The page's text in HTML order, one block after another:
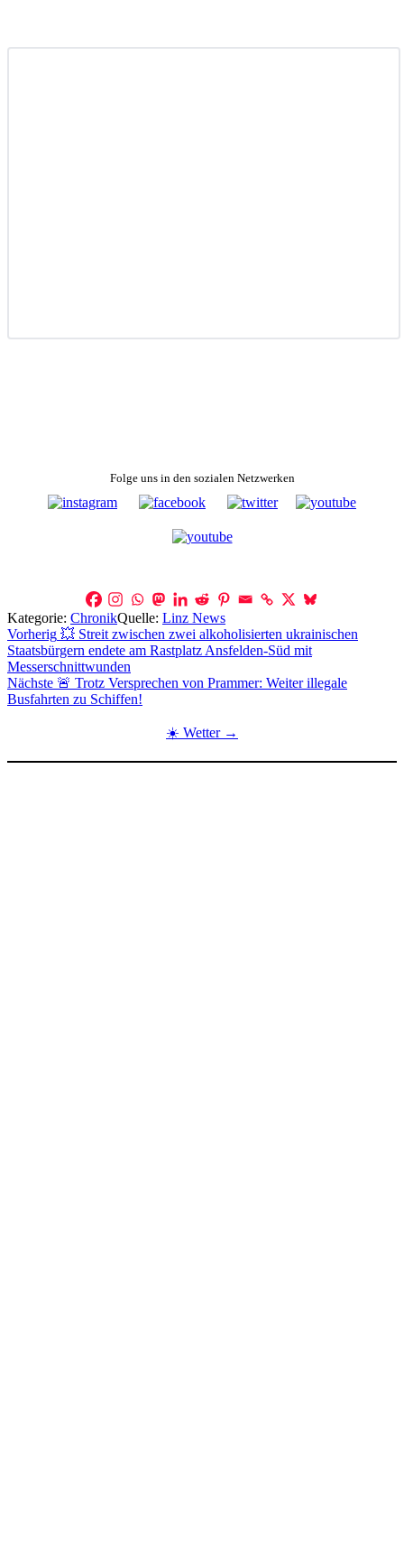
Folge uns in den sozialen Netzwerken
Kategorie: ChronikQuelle: Linz News
Beitragsnavigation
Vorherig 💥 Streit zwischen zwei alkoholisierten ukrainischen
Staatsbürgern endete am Rastplatz Ansfelden-Süd mit
Messerschnittwunden
Nächste 🚨 Trotz Versprechen von Prammer: Weiter illegale
Busfahrten zu Schiffen!
☀️ Wetter →